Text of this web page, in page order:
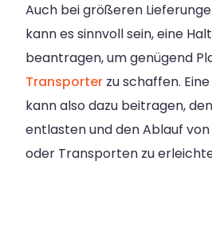
Auch bei größeren
kann es sinnvoll sein, eine
beantragen, um genügend
Transporter zu schaffen.
kann also dazu beitragen,
entlasten und den Ablauf
oder Transporten zu